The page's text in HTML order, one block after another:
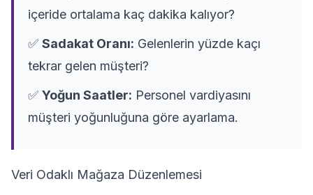
içeride ortalama kaç dakika kalıyor?
✅ Sadakat Oranı: Gelenlerin yüzde kaçı
tekrar gelen müşteri?
✅ Yoğun Saatler: Personel vardiyasını
müşteri yoğunluğuna göre ayarlama.
Veri Odaklı Mağaza Düzenlemesi